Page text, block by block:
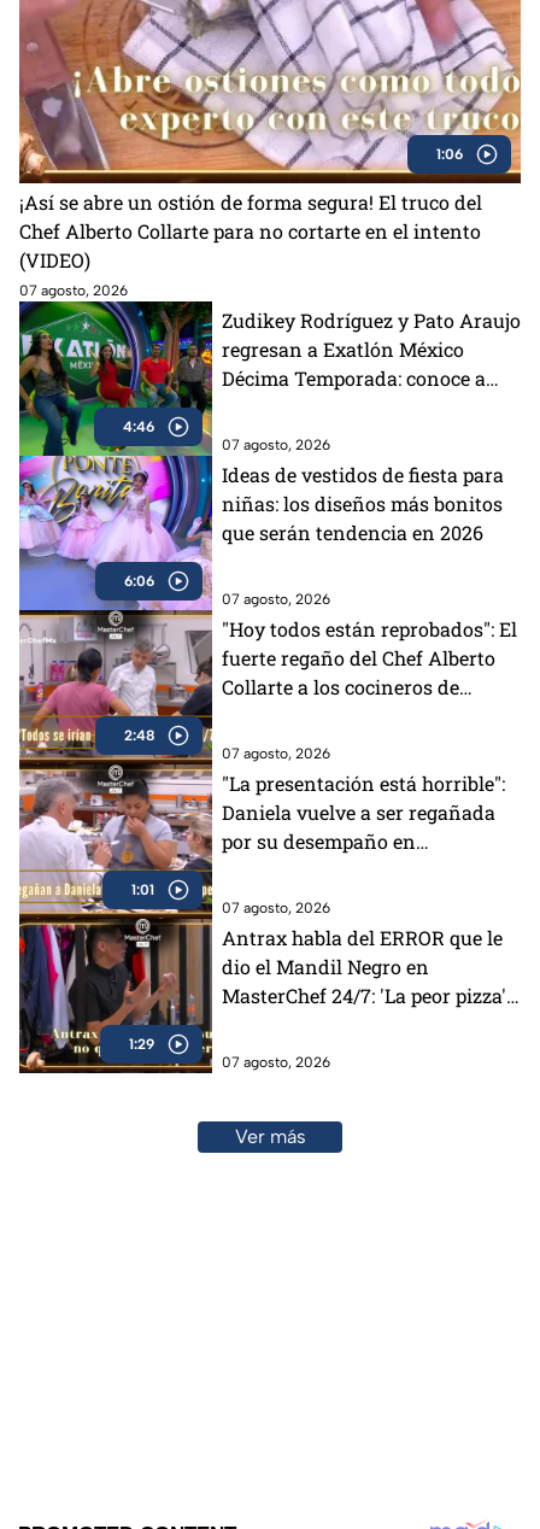
1:06
¡Así se abre un ostión de forma segura! El truco del
Chef Alberto Collarte para no cortarte en el intento
(VIDEO)
07 agosto, 2026
4:46
Zudikey Rodríguez y Pato Araujo
regresan a Exatlón México
Décima Temporada: conoce a
07 agosto, 2026
6:06
Ideas de vestidos de fiesta para
niñas: los diseños más bonitos
que serán tendencia en 2026
07 agosto, 2026
2:48
"Hoy todos están reprobados": El
fuerte regaño del Chef Alberto
Collarte a los cocineros de
07 agosto, 2026
1:01
"La presentación está horrible":
Daniela vuelve a ser regañada
por su desempaño en
07 agosto, 2026
1:29
Antrax habla del ERROR que le
dio el Mandil Negro en
MasterChef 24/7: 'La peor pizza'
07 agosto, 2026
Ver más